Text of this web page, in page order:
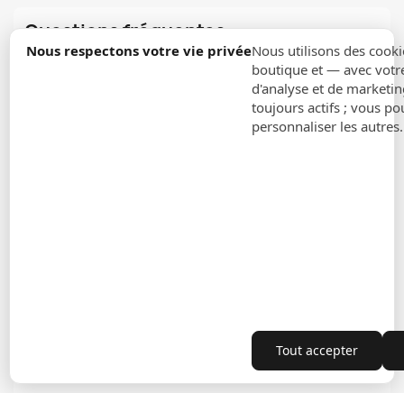
Nous respectons votre vie privéeNous utilisons des
boutique et — avec
d'analyse et de
toujours actifs ; vous
personnaliser les
Tout accepter
Questions fréquentes
Comment entretenir un tapis classique
Peut-on combiner un tapis oriental avec une